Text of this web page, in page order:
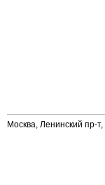
Москва, Ленинский пр-